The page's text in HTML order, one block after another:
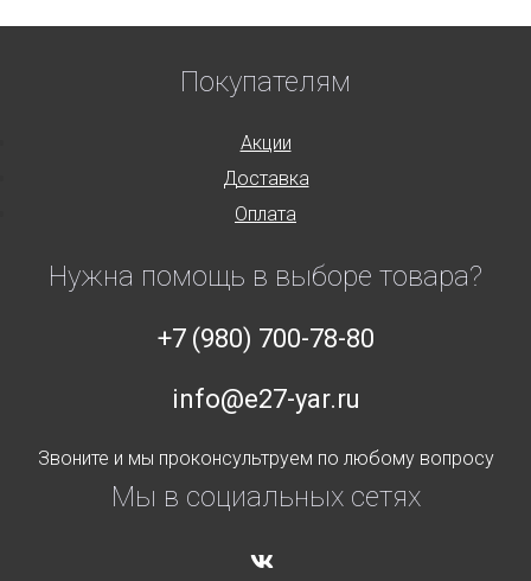
Покупателям
Акции
Доставка
Оплата
Нужна помощь в выборе товара?
+7 (980) 700-78-80
info@e27-yar.ru
Звоните и мы проконсультруем по любому вопросу
Мы в социальных сетях